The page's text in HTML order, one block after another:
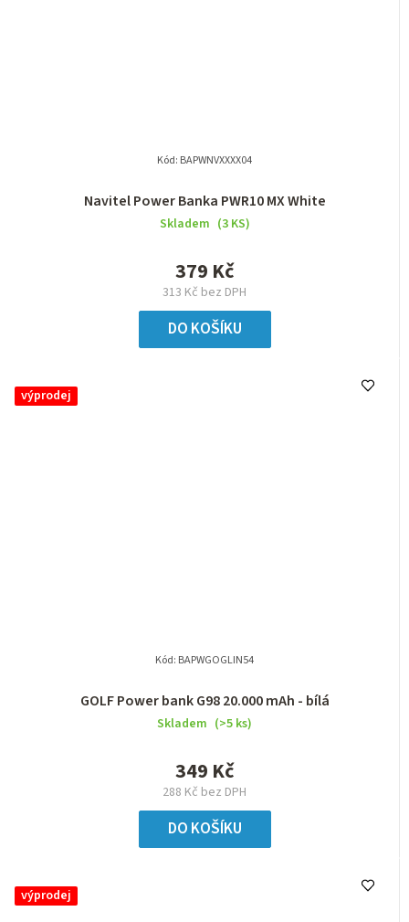
Navitel Power Banka PWR10 MX White
Skladem (3 KS)
313 Kč bez DPH
379 Kč
DO KOŠÍKU
Kód: BAPWNVXXXX04
výprodej
GOLF Power bank G98 20.000 mAh - bílá
Skladem (>5 ks)
288 Kč bez DPH
349 Kč
DO KOŠÍKU
Kód: BAPWGOGLIN54
výprodej